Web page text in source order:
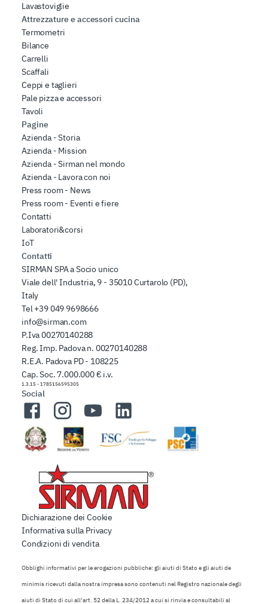
Lavastoviglie
Attrezzature e accessori cucina
Termometri
Bilance
Carrelli
Scaffali
Ceppi e taglieri
Pale pizza e accessori
Tavoli
Pagine
Azienda - Storia
Azienda - Mission
Azienda - Sirman nel mondo
Azienda - Lavora con noi
Press room - News
Press room - Eventi e fiere
Contatti
Laboratori&corsi
IoT
Contatti
SIRMAN SPA a Socio unico
Viale dell' Industria, 9 - 35010 Curtarolo (PD),
Italy
Tel+39 049 9698666
info@sirman.com
P.Iva 00270140288
Reg. Imp. Padova n. 00270140288
R.E.A. Padova PD - 108225
Cap. Soc. 7.000.000 € i.v.
1.3.15 - 1785156595305
Social
FacebookInstagramYouTubeLinkedIn
Dichiarazione dei Cookie
Informativa sulla Privacy
Condizioni di vendita
Obblighi informativi per le erogazioni pubbliche: gli aiuti di Stato e gli aiuti de
minimis ricevuti dalla nostra impresa sono contenuti nel Registro nazionale degli
aiuti di Stato di cui all’art. 52 della L. 234/2012 a cui si rinvia e consultabili al